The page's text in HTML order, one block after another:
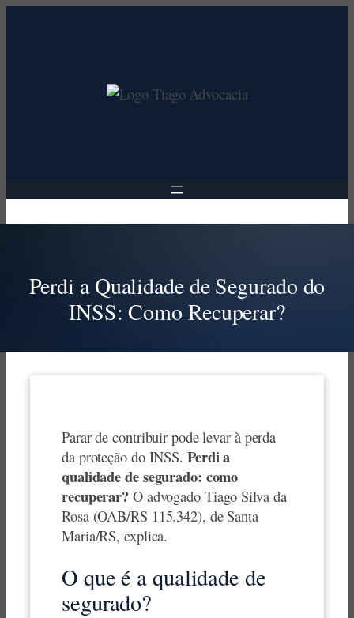
Perdi a Qualidade de Segurado do
INSS: Como Recuperar?
Parar de contribuir pode levar à perda
da proteção do INSS. Perdi a
qualidade de segurado: como
recuperar? O advogado Tiago Silva da
Rosa (OAB/RS 115.342), de Santa
Maria/RS, explica.
O que é a qualidade de
segurado?